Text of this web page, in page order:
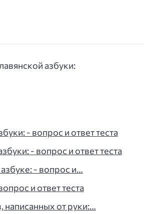
азбуки:
- вопрос и ответ теста
- вопрос и ответ теста
- вопрос и…
и ответ теста
написанных от руки:…